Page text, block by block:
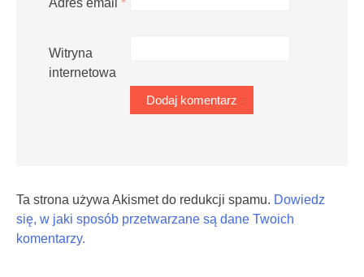
Witryna
internetowa
Ta strona używa Akismet do redukcji spamu. Dowiedz
się, w jaki sposób przetwarzane są dane Twoich
komentarzy.